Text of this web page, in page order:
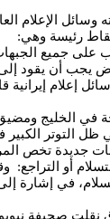
وسائل الإعلام
رئيسة وهي:
على جميع
يجب أن يقود
إعلام
في الخليج
ظل التوتر
جديدة تخص
أو التراجع:
في إشارة
نقلت صحيفة